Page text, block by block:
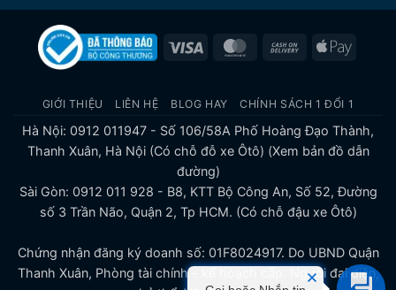
Visa MasterCardCash
Apple
GIỚI THIỆU LIÊN HỆ BLOG HAY CHÍNH SÁCH 1 ĐỔI 1
Hà Nội: 0912 011947 - Số 106/58A Phố Hoàng Đạo Thành,
Thanh Xuân, Hà Nội (Có chỗ đỗ xe Ôtô) (Xem bản đồ dẫn
đường)
Sài Gòn: 0912 011 928 - B8, KTT Bộ Công An, Số 52, Đường
số 3 Trần Não, Quận 2, Tp HCM. (Có chỗ đậu xe Ôtô)
Chứng nhận đăng ký doanh số: 01F8024917. Do UBND Quận
Thanh Xuân, Phòng tài chính - kế hoạch cấp. Người đại diện,